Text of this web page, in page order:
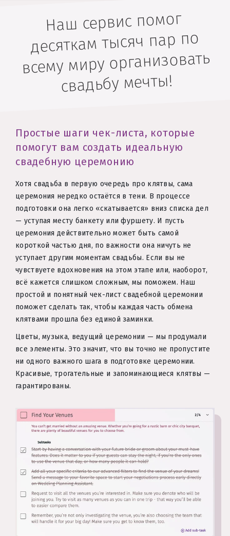
Наш сервис помог
десяткам тысяч пар по
всему миру организовать
свадьбу мечты!
Простые шаги чек-листа, которые
помогут вам создать идеальную
свадебную церемонию
Хотя свадьба в первую очередь про клятвы, сама
церемония нередко остаётся в тени. В процессе
подготовки она легко «скатывается» вниз списка дел
— уступая месту банкету или фуршету. И пусть
церемония действительно может быть самой
короткой частью дня, по важности она ничуть не
уступает другим моментам свадьбы. Если вы не
чувствуете вдохновения на этом этапе или, наоборот,
всё кажется слишком сложным, мы поможем. Наш
простой и понятный чек-лист свадебной церемонии
поможет сделать так, чтобы каждая часть обмена
клятвами прошла без единой заминки.
Цветы, музыка, ведущий церемонии — мы продумали
все элементы. Это значит, что вы точно не пропустите
ни одного важного шага в подготовке церемонии.
Красивые, трогательные и запоминающиеся клятвы —
гарантированы.